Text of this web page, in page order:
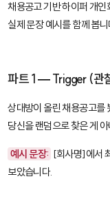
채용공고 기반 하이퍼 개
실제 문장 예시를 함께 봅니
파트 1 — Trigger (관
상대방이 올린 채용공고를
당신을 랜덤으로 찾은 게
예시 문장: [회사명]에서
보았습니다.